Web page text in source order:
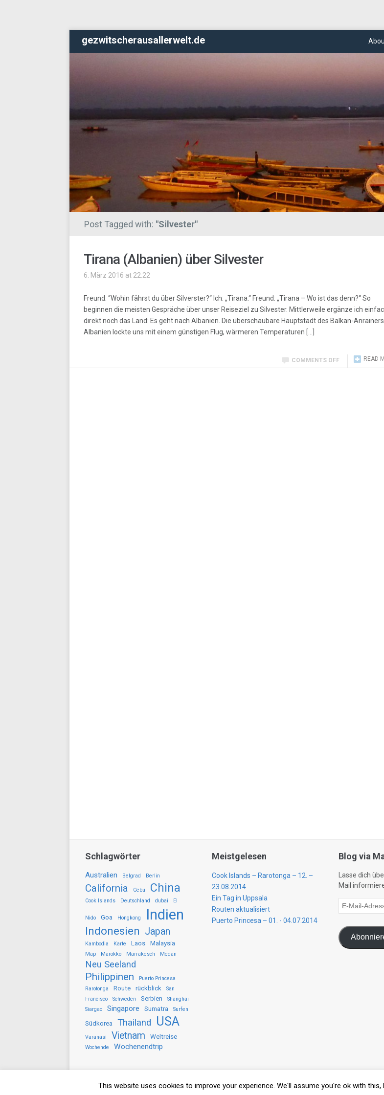
gezwitscherausallerwelt.de
Post Tagged with: "Silvester"
Tirana (Albanien) über Silvester
6. März 2016 at 22:22
Freund: “Wohin fährst du über Silverster?“ Ich: „Tirana.“ Freund: „Tirana – Wo ist das denn?“ So
beginnen die meisten Gespräche über unser Reiseziel zu Silvester. Mittlerweile ergänze ich
direkt noch das Land: Es geht nach Albanien. Die überschaubare Hauptstadt des Balkan-Anrainers
Albanien lockte uns mit einem günstigen Flug, wärmeren Temperaturen […]
READ
COMMENTS OFF
Schlagwörter
Australien Belgrad Berlin
California Cebu China
Cook Islands Deutschland dubai El
Nido Goa Hongkong Indien
Indonesien Japan
Kambodia Karte Laos Malaysia
Map Marokko Marrakesch Medan
Neu Seeland
Philippinen
Puerto Princesa
Rarotonga
Route rückblick
San
Francisco
Schweden Serbien
Shanghai
Siargao
Singapore Sumatra Surfen
Südkorea Thailand USA
Varanasi Vietnam Weltreise
Wochende Wochenendtrip
Meistgelesen
Cook Islands – Rarotonga – 12. –
23.08.2014
Ein Tag in Uppsala
Routen aktualisiert
Puerto Princesa – 01. - 04.07.2014
Blog via
Lasse dich
Mail
E-
Mail-
This website uses cookies to improve your experience. We'll assume you're ok with